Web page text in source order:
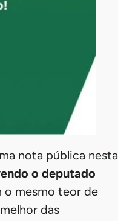
nota pública nesta
o deputado
o mesmo teor de
das